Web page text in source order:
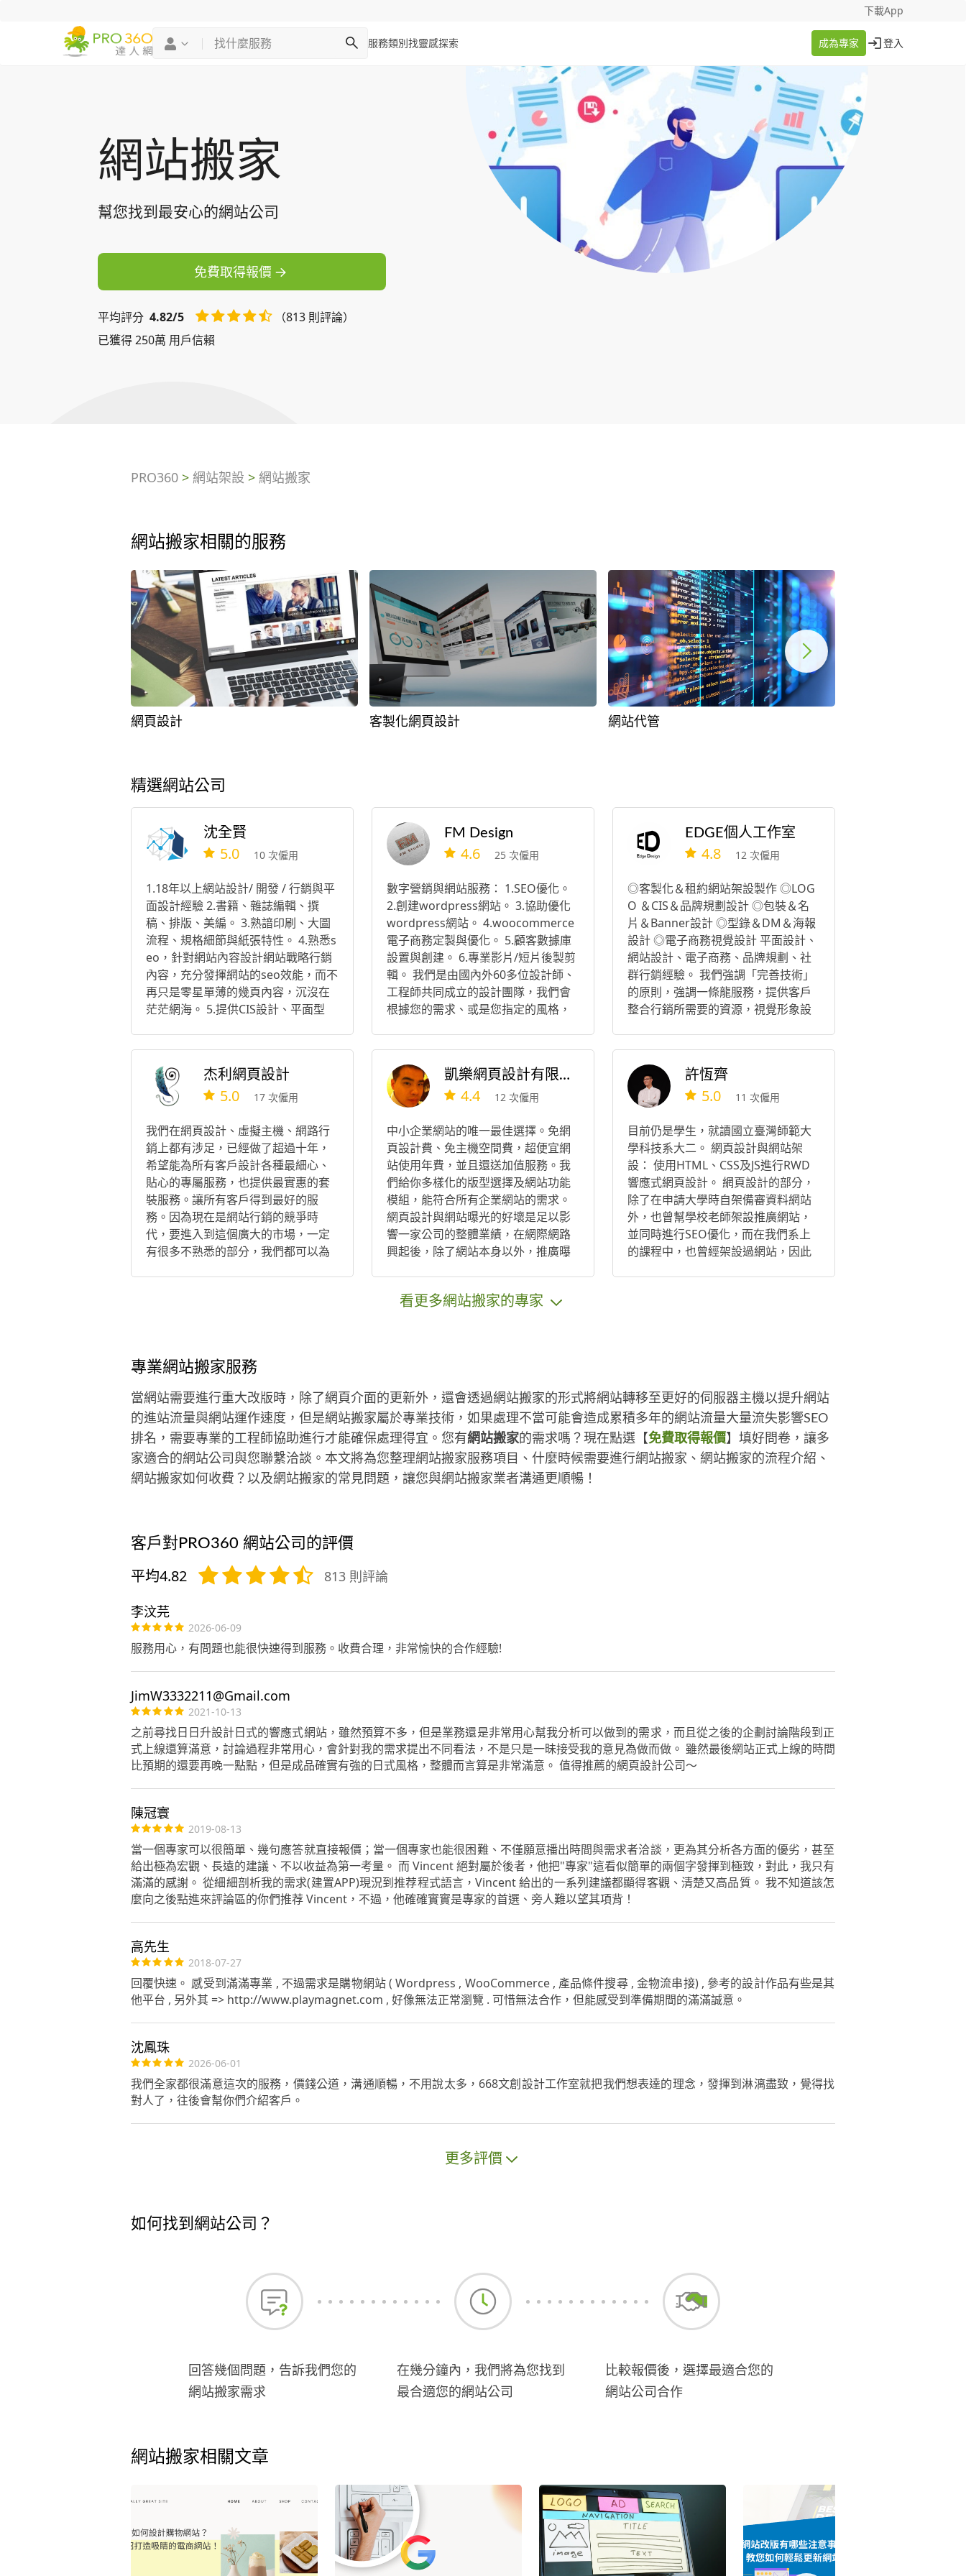
下載App
服務類別找靈感探索 成為專家 登入
成為專家
登入
網站搬家
幫您找到最安心的網站公司
免費取得報價
平均評分 4.82/5
（813 則評論）
已獲得 250萬 用戶信賴
PRO360> 網站架設 > 網站搬家
網站搬家相關的服務
網頁設計 客製化網頁設計 網站代管
精選網站公司
沈全賢
5.0 10 次僱用
1.18年以上網站設計/ 開發 / 行銷與平
面設計經驗 2.書籍、雜誌編輯、撰
稿、排版、美編。 3.熟諳印刷、大圖
流程、規格細節與紙張特性。 4.熟悉s
eo，針對網站內容設計網站戰略行銷
內容，充分發揮網站的seo效能，而不
再只是零星單薄的幾頁內容，沉沒在
茫茫網海。 5.提供CIS設計、平面型
提出對企業營運有幫助的設計方案。
FM Design
4.6 25 次僱用
數字營銷與網站服務： 1.SEO優化。
2.創建wordpress網站。 3.協助優化
wordpress網站。 4.woocommerce
電子商務定製與優化。 5.顧客數據庫
設置與創建。 6.專業影片/短片後製剪
輯。 我們是由國內外60多位設計師、
工程師共同成立的設計團隊，我們會
根據您的需求、或是您指定的風格，
EDGE個人工作室
4.8 12 次僱用
◎客製化＆租約網站架設製作 ◎LOG
O ＆CIS＆品牌規劃設計 ◎包裝＆名
片＆Banner設計 ◎型錄＆DM＆海報
設計 ◎電子商務視覺設計 平面設計、
網站設計、電子商務、品牌規劃、社
群行銷經驗。 我們強調「完善技術」
的原則，強調一條龍服務，提供客戶
整合行銷所需要的資源，視覺形象設
杰利網頁設計
5.0 17 次僱用
我們在網頁設計、虛擬主機、網路行
銷上都有涉足，已經做了超過十年，
希望能為所有客戶設計各種最細心、
貼心的專屬服務，也提供最實惠的套
裝服務。讓所有客戶得到最好的服
務。因為現在是網站行銷的競爭時
代，要進入到這個廣大的市場，一定
有很多不熟悉的部分，我們都可以為
凱樂網頁設計有限公司
4.4 12 次僱用
中小企業網站的唯一最佳選擇。免網
頁設計費、免主機空間費，超便宜網
站使用年費，並且還送加值服務。我
們給你多樣化的版型選擇及網站功能
模組，能符合所有企業網站的需求。
網頁設計與網站曝光的好壞是足以影
響一家公司的整體業績，在網際網路
興起後，除了網站本身以外，推廣曝
站，並且能持續建議後續網站的推廣
許恆齊
5.0 11 次僱用
目前仍是學生，就讀國立臺灣師範大
學科技系大二。 網頁設計與網站架
設： 使用HTML、CSS及JS進行RWD
響應式網頁設計。 網頁設計的部分，
除了在申請大學時自架備審資料網站
外，也曾幫學校老師架設推廣網站，
並同時進行SEO優化，而在我們系上
的課程中，也曾經架設過網站，因此
看更多網站搬家的專家
專業網站搬家服務
當網站需要進行重大改版時，除了網頁介面的更新外，還會透過網站搬家的形式將網站轉移至更好的伺服器主機以提升網站
的進站流量與網站運作速度，但是網站搬家屬於專業技術，如果處理不當可能會造成累積多年的網站流量大量流失影響SEO
排名，需要專業的工程師協助進行才能確保處理得宜。您有網站搬家的需求嗎？現在點選【免費取得報價】填好問卷，讓多
家適合的網站公司與您聯繫洽談。本文將為您整理網站搬家服務項目、什麼時候需要進行網站搬家、網站搬家的流程介紹、
網站搬家如何收費？以及網站搬家的常見問題，讓您與網站搬家業者溝通更順暢！
客戶對PRO360 網站公司的評價
平均4.82 813 則評論
李汶芫
2026-06-09
服務用心，有問題也能很快速得到服務。收費合理，非常愉快的合作經驗!
JimW3332211@Gmail.com
2021-10-13
之前尋找日日升設計日式的響應式網站，雖然預算不多，但是業務還是非常用心幫我分析可以做到的需求，而且從之後的企劃討論階段到正
式上線還算滿意，討論過程非常用心，會針對我的需求提出不同看法，不是只是一昧接受我的意見為做而做。 雖然最後網站正式上線的時間
比預期的還要再晚一點點，但是成品確實有強的日式風格，整體而言算是非常滿意。 值得推薦的網頁設計公司～
陳冠寰
2019-08-13
當一個專家可以很簡單、幾句應答就直接報價；當一個專家也能很困難、不僅願意播出時間與需求者洽談，更為其分析各方面的優劣，甚至
給出極為宏觀、長遠的建議、不以收益為第一考量。 而 Vincent 絕對屬於後者，他把"專家"這看似簡單的兩個字發揮到極致，對此，我只有
滿滿的感謝。 從細細剖析我的需求(建置APP)現況到推荐程式語言，Vincent 給出的一系列建議都顯得客觀、清楚又高品質。 我不知道該怎
麼向之後點進來評論區的你們推荐 Vincent，不過，他確確實實是專家的首選、旁人難以望其項背！
高先生
2018-07-27
回覆快速。 感受到滿滿專業 , 不過需求是購物網站 ( Wordpress , WooCommerce , 產品條件搜尋 , 金物流串接) , 參考的設計作品有些是其
他平台 , 另外其 => http://www.playmagnet.com , 好像無法正常瀏覽 . 可惜無法合作，但能感受到準備期間的滿滿誠意。
沈鳳珠
2026-06-01
我們全家都很滿意這次的服務，價錢公道，溝通順暢，不用說太多，668文創設計工作室就把我們想表達的理念，發揮到淋漓盡致，覺得找
對人了，往後會幫你們介紹客戶。
更多評價
如何找到網站公司？
回答幾個問題，告訴我們您的
網站搬家需求
在幾分鐘內，我們將為您找到
最合適您的網站公司
比較報價後，選擇最適合您的
網站公司合作
網站搬家相關文章